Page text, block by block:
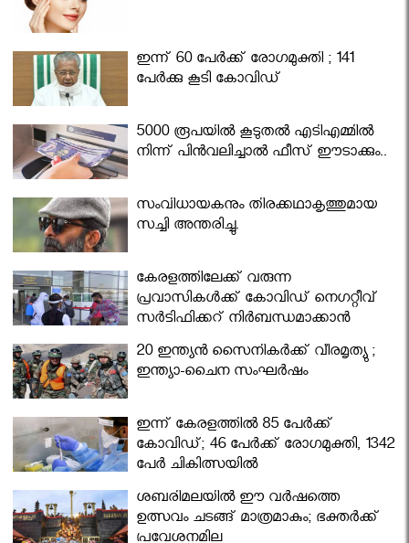
ഇന്ന് 60 പേർക്ക് രോഗമുക്തി ; 141
പേര്‍ക്കു കൂടി കോവിഡ്
5000 രൂപയിൽ കൂടുതൽ എടിഎമ്മിൽ
നിന്ന് പിൻവലിച്ചാൽ ഫീസ് ഈടാക്കും..
സംവിധായകനും തിരക്കഥാകൃത്തുമായ
സച്ചി അന്തരിച്ചു.
കേരളത്തിലേക്ക് വരുന്ന
പ്രവാസികള്‍ക്ക് കോവിഡ് നെഗറ്റീവ്
സര്‍ട്ടിഫിക്കറ്റ് നിർബന്ധമാക്കാൻ
മന്ത്രിസഭ
20 ഇന്ത്യൻ സൈനികർക്ക് വീരമൃത്യു ;
ഇന്ത്യാ-ചൈന സംഘർഷം
ഇന്ന് കേരളത്തിൽ 85 പേർക്ക്
കോവിഡ്; 46 പേർക്ക് രോഗമുക്തി, 1342
പേർ ചികിത്സയിൽ
ശബരിമലയില്‍ ഈ വർഷത്തെ
ഉത്സവം ചടങ്ങ് മാത്രമാകും; ഭക്തർക്ക്